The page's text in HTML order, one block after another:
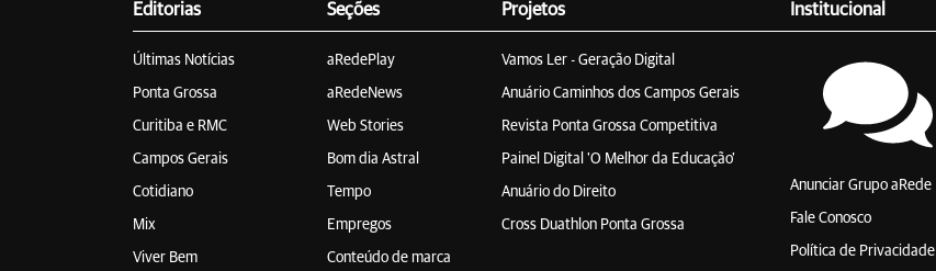
Editorias
Últimas Notícias
Ponta Grossa
Curitiba e RMC
Campos Gerais
Cotidiano
Mix
Viver Bem
Seções
aRedePlay
aRedeNews
Web Stories
Bom dia Astral
Tempo
Empregos
Conteúdo de marca
Projetos
Vamos Ler - Geração Digital
Anuário Caminhos dos Campos Gerais
Revista Ponta Grossa Competitiva
Painel Digital 'O Melhor da Educação'
Anuário do Direito
Cross Duathlon Ponta Grossa
Institucional
Anunciar Grupo aRede
Fale Conosco
Política de Privacidade